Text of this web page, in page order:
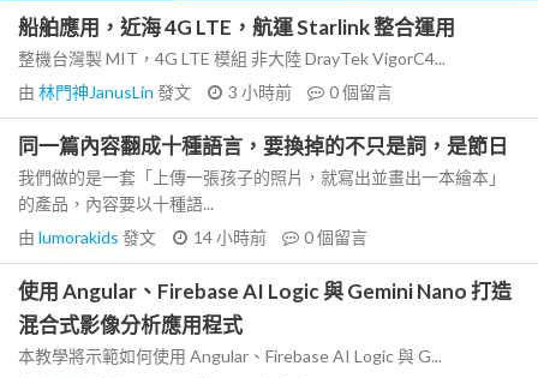
船舶應用，近海 4G LTE，航運 Starlink 整合運用
整機台灣製 MIT，4G LTE 模組 非大陸 DrayTek VigorC4...
由 林門神JanusLin 發文 3 小時前 0個留言
同一篇內容翻成十種語言，要換掉的不只是詞，是節日
我們做的是一套「上傳一張孩子的照片，就寫出並畫出一本繪本」
的產品，內容要以十種語...
由 lumorakids 發文 14 小時前 0個留言
使用 Angular、Firebase AI Logic 與 Gemini Nano 打造
混合式影像分析應用程式
本教學將示範如何使用 Angular、Firebase AI Logic 與 G...